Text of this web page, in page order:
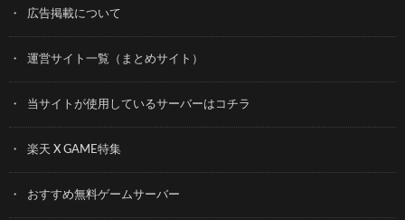
広告掲載について
運営サイト一覧（まとめサイト）
当サイトが使用しているサーバーはコチラ
楽天 X GAME特集
おすすめ無料ゲームサーバー